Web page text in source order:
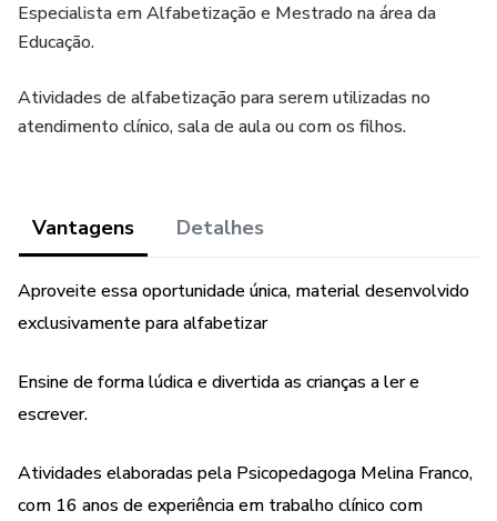
Especialista em Alfabetização e Mestrado na área da
Educação.
Atividades de alfabetização para serem utilizadas no
atendimento clínico, sala de aula ou com os filhos.
Vantagens Detalhes
Aproveite essa oportunidade única, material desenvolvido
exclusivamente para alfabetizar
Ensine de forma lúdica e divertida as crianças a ler e
escrever.
Atividades elaboradas pela Psicopedagoga Melina Franco,
com 16 anos de experiência em trabalho clínico com